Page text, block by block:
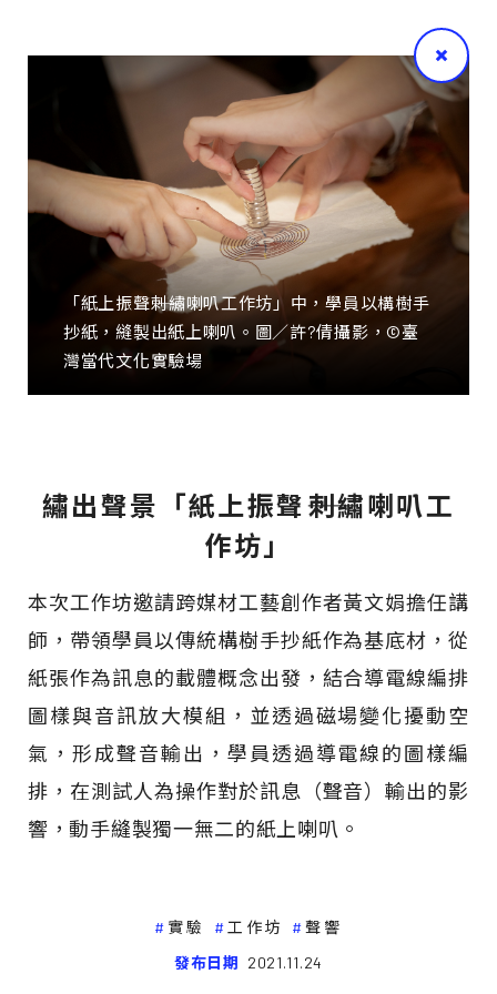
「紙上振聲――刺繡喇叭工作坊」中，學員以構樹手
抄紙，縫製出紙上喇叭。圖／許?倩攝影，©臺
灣當代文化實驗場
繡出聲景「紙上振聲――刺繡喇叭工
作坊」
本次工作坊邀請跨媒材工藝創作者黃文娟擔任講
師，帶領學員以傳統構樹手抄紙作為基底材，從
紙張作為訊息的載體概念出發，結合導電線編排
圖樣與音訊放大模組，並透過磁場變化擾動空
氣，形成聲音輸出，學員透過導電線的圖樣編
排，在測試人為操作對於訊息（聲音）輸出的影
響，動手縫製獨一無二的紙上喇叭。
實驗 工作坊
聲響
發布日期 2021.11.24